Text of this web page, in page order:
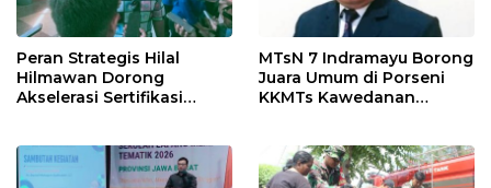
Peran Strategis Hilal
Hilmawan Dorong
Akselerasi Sertifikasi
Indramayu
MTsN 7 Indramayu Borong
Juara Umum di Porseni
KKMTs Kawedanan